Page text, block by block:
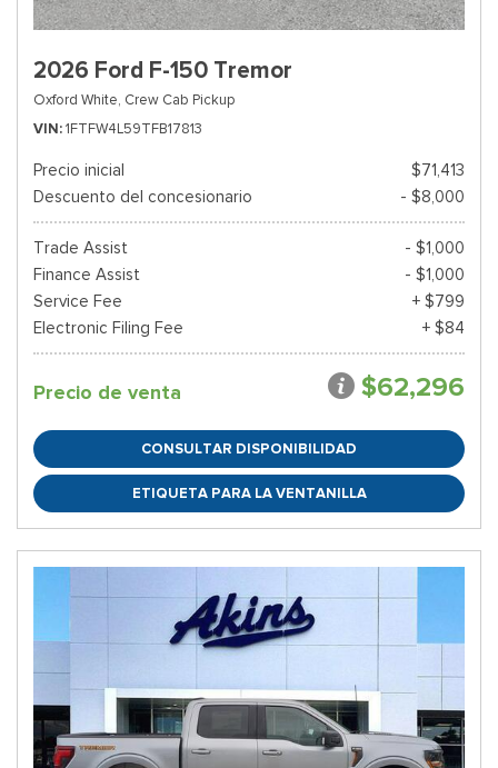
2026 Ford F-150 Tremor
Oxford White, Crew Cab Pickup
VIN 1FTFW4L59TFB17813
Precio inicial
$71,413
Descuento del concesionario
- $8,000
Trade Assist
- $1,000
Finance Assist
- $1,000
Service Fee
+ $799
Electronic Filing Fee
+ $84
Precio de venta $62,296
CONSULTAR DISPONIBILIDAD
ETIQUETA PARA LA VENTANILLA